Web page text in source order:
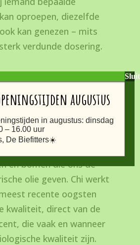
oproepen, diezelfde
kan genezen – mits
verdunde dosering.
van Chi bieden wij een
aan (biologische)
Over de hele wereld
en bomen die ons de
olie geven. Chi werkt
recente oogsten
kwaliteit, direct van de
die vaak en wanneer
kwaliteit zijn.
augustus
in augustus: dinsdag
– 16.00 uur
De Biefitters☀️